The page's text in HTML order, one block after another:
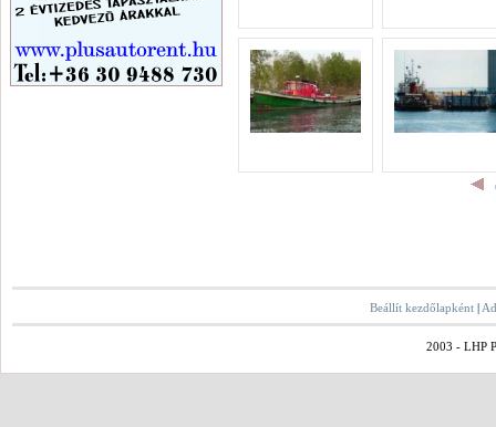
Beállít kezdőlapként |
2003 - LHP